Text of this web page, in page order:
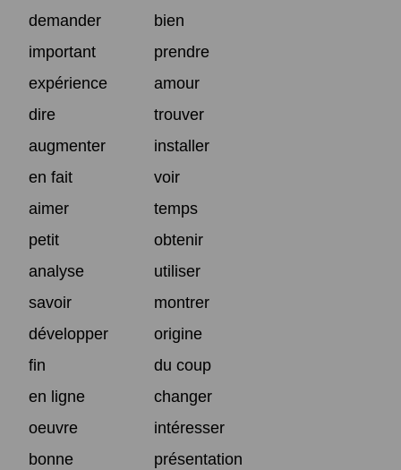
demander
bien
important
prendre
expérience
amour
dire
trouver
augmenter
installer
en fait
voir
aimer
temps
petit
obtenir
analyse
utiliser
savoir
montrer
développer
origine
fin
du coup
en ligne
changer
oeuvre
intéresser
bonne
présentation